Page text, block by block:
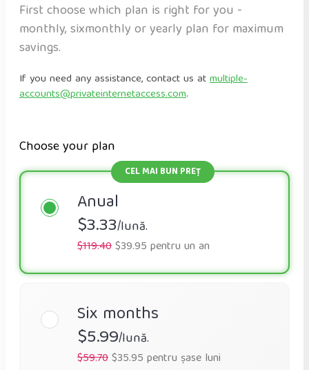
First choose which plan is right for you -
monthly, sixmonthly or yearly plan for maximum
savings.
If you need any assistance, contact us atmultiple-
accounts@privateinternetaccess.com.
Choose your plan
Anual
$3.33/lună.
$119.40$39.95 pentru un an
Six months
$5.99/lună.
$59.70$35.95 pentru șase luni